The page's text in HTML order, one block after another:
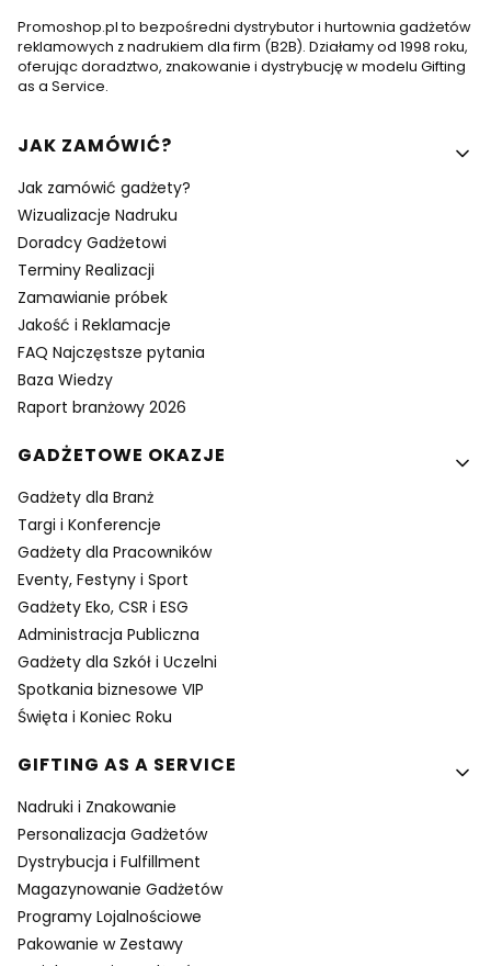
Promoshop.pl to bezpośredni dystrybutor i hurtownia gadżetów
reklamowych z nadrukiem dla firm (B2B). Działamy od 1998 roku,
oferując doradztwo, znakowanie i dystrybucję w modelu Gifting
as a Service.
Linki w stopce
JAK ZAMÓWIĆ?
Jak zamówić gadżety?
Wizualizacje Nadruku
Doradcy Gadżetowi
Terminy Realizacji
Zamawianie próbek
Jakość i Reklamacje
FAQ Najczęstsze pytania
Baza Wiedzy
Raport branżowy 2026
GADŻETOWE OKAZJE
Gadżety dla Branż
Targi i Konferencje
Gadżety dla Pracowników
Eventy, Festyny i Sport
Gadżety Eko, CSR i ESG
Administracja Publiczna
Gadżety dla Szkół i Uczelni
Spotkania biznesowe VIP
Święta i Koniec Roku
GIFTING AS A SERVICE
Nadruki i Znakowanie
Personalizacja Gadżetów
Dystrybucja i Fulfillment
Magazynowanie Gadżetów
Programy Lojalnościowe
Pakowanie w Zestawy